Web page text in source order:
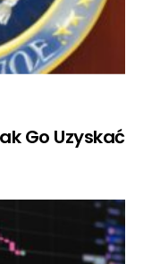
Go Uzyskać